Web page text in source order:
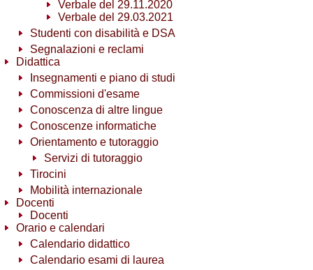
Verbale del 29.11.2020
Verbale del 29.03.2021
Studenti con disabilità e DSA
Segnalazioni e reclami
Didattica
Insegnamenti e piano di studi
Commissioni d'esame
Conoscenza di altre lingue
Conoscenze informatiche
Orientamento e tutoraggio
Servizi di tutoraggio
Tirocini
Mobilità internazionale
Docenti
Docenti
Orario e calendari
Calendario didattico
Calendario esami di laurea